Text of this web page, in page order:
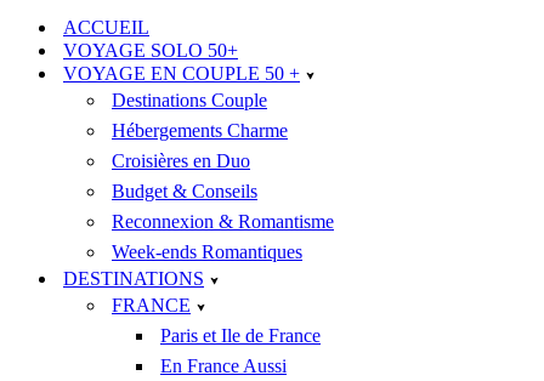
ACCUEIL
VOYAGE SOLO 50+
VOYAGE EN COUPLE 50 +
Destinations Couple
Hébergements Charme
Croisières en Duo
Budget & Conseils
Reconnexion & Romantisme
Week-ends Romantiques
DESTINATIONS
FRANCE
Paris et Ile de France
En France Aussi